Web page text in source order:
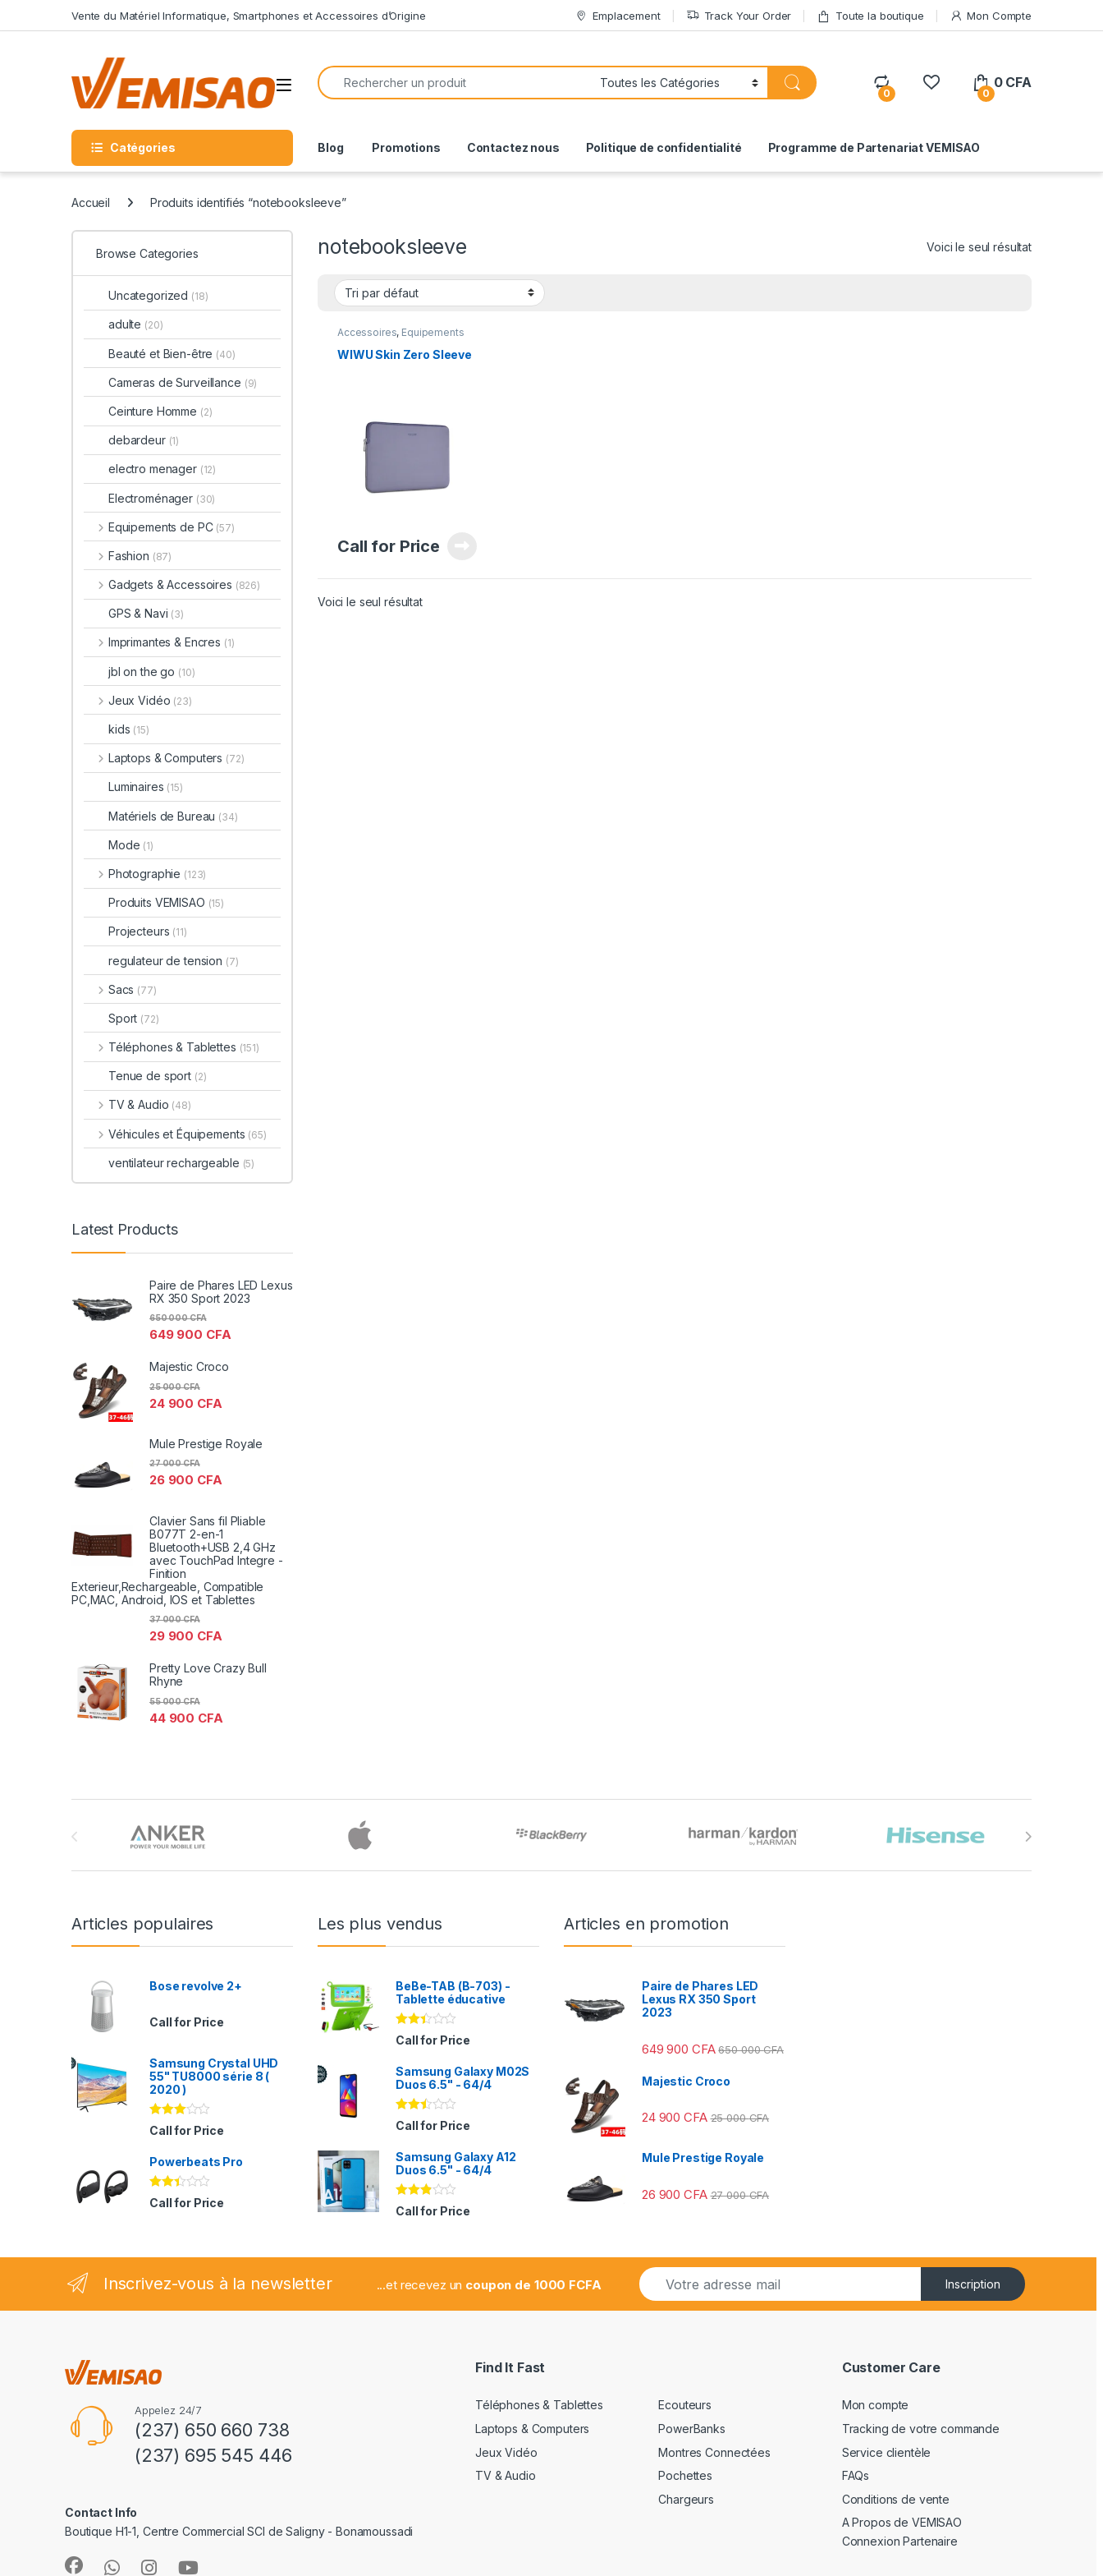
Vente du Matériel Informatique, Smartphones et Accessoires d’Origine Emplacement Track Your Order Toute la boutique Mon Compte
Open
Search for:
0 0
0 CFA
Catégories Blog Promotions Contactez nous Politique de confidentialité Programme de Partenariat VEMISAO
Accueil Produits identifiés “notebooksleeve”
notebooksleeve Voici le seul résultat
Accessoires, Equipements
Computers,Sacoche,Sacs
WIWU Skin Zero Sleeve
Call for Price
Voici le seul résultat
Browse Categories
Uncategorized (18)
adulte (20)
Beauté et Bien-être (40)
Cameras de Surveillance (9)
Ceinture Homme (2)
debardeur (1)
electro menager (12)
Electroménager (30)
Equipements de PC (57)
Fashion (87)
Gadgets & Accessoires (826)
GPS & Navi (3)
Imprimantes & Encres (1)
jbl on the go (10)
Jeux Vidéo (23)
kids (15)
Laptops & Computers (72)
Luminaires (15)
Matériels de Bureau (34)
Mode (1)
Photographie (123)
Produits VEMISAO (15)
Projecteurs (11)
regulateur de tension (7)
Sacs (77)
Sport (72)
Téléphones & Tablettes (151)
Tenue de sport (2)
TV & Audio (48)
Véhicules et Équipements (65)
ventilateur rechargeable (5)
Latest Products
Paire de Phares LED Lexus
RX 350 Sport 2023
649 900 CFA
650 000CFA
Majestic Croco
24 900 CFA
25 000CFA
Mule Prestige Royale
26 900 CFA
27 000CFA
Clavier Sans fil Pliable
B077T 2-en-1
Bluetooth+USB 2,4 GHz
avec TouchPad Integre -
Finition
Exterieur,Rechargeable, Compatible
PC,MAC, Android, IOS et Tablettes
29 900 CFA
37 000CFA
Pretty Love Crazy Bull
Rhyne
44 900 CFA
55 000CFA
Articles populaires
Bose revolve 2+
Call for Price
Samsung Crystal UHD
55" TU8000 série 8 (
2020 )
Note
2.94
Call for Price
Powerbeats Pro
Note
2.35
Call for Price
Les plus vendus
BeBe-TAB (B-703) -
Tablette éducative
Note
2.31
5
Call for Price
Samsung Galaxy M02S
Duos 6.5" - 64/4
Note
2.41
5
Call for Price
Samsung Galaxy A12
Duos 6.5" - 64/4
Note
2.78
Call for Price
Articles en promotion
Paire de Phares LED
Lexus RX 350 Sport
2023
649 900 CFA 650 000CFA
Majestic Croco
24 900CFA 25 000CFA
Mule Prestige Royale
26 900CFA 27 000CFA
Inscrivez-vous à la newsletter ...et recevez un coupon de 1000 FCFA
E
m
a
Inscription
Appelez 24/7
(237) 650 660 738
(237) 695 545 446
Contact Info
Boutique H1-1, Centre Commercial SCI de Saligny - Bonamoussadi
Find It Fast
Téléphones & Tablettes
Laptops & Computers
Jeux Vidéo
TV & Audio
Ecouteurs
PowerBanks
Montres Connectées
Pochettes
Chargeurs
Customer Care
Mon compte
Tracking de votre commande
Service clientèle
FAQs
Conditions de vente
A Propos de VEMISAO
Connexion Partenaire